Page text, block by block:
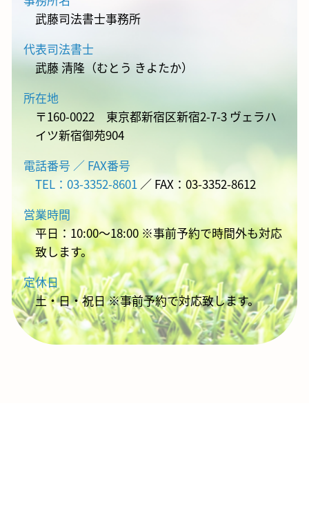
武藤司法書士事務所
代表司法書士
武藤 清隆（むとう きよたか）
所在地
〒160-0022 東京都新宿区新宿2-7-3 ヴェラハ
イツ新宿御苑904
電話番号 ／ FAX番号
TEL：03-3352-8601 ／ FAX：03-3352-8612
営業時間
平日：10:00～18:00 ※事前予約で時間外も対応
致します。
定休日
土・日・祝日 ※事前予約で対応致します。